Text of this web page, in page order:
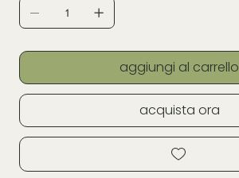
aggiungi al carrello
acquista ora